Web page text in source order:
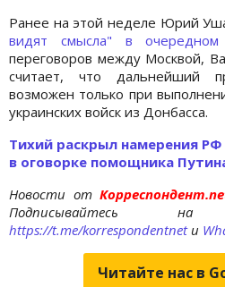
Ранее на этой неделе Юрий
видят смысла" в очередном
переговоров между Москвой,
считает, что дальнейший
возможен только при
украинских войск из Донбасса.
Тихий раскрыл намерения
в оговорке помощника
Новости от
Подписывайтесь
https://t.me/korrespondentnetи
Читайте нас в